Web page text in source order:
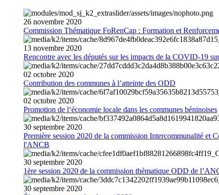
26 novembre 2020
Commission Thématique FoRenCap : Formation et
13 novembre 2020
Rencontre avec les députés sur les impacts de la COVID-19
02 octobre 2020
Contribution des communes à l’atteinte des ODD
02 octobre 2020
Promotion de l‘économie locale dans les communes béninoises
30 septembre 2020
Première session 2020 de la commission Intercommunalité et
l'ANCB
30 septembre 2020
1ère session 2020 de la commission thématique ODD de
30 septembre 2020